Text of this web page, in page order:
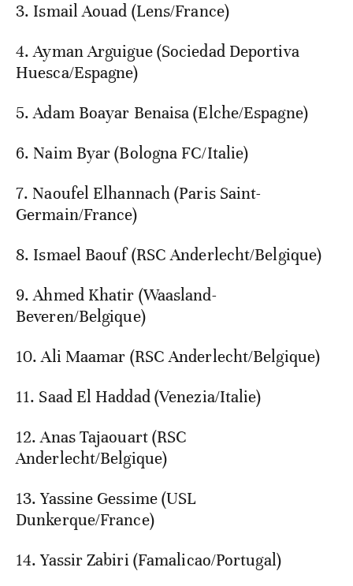
3. Ismail Aouad (Lens/France)
4. Ayman Arguigue (Sociedad Deportiva
Huesca/Espagne)
5. Adam Boayar Benaisa (Elche/Espagne)
6. Naim Byar (Bologna FC/Italie)
7. Naoufel Elhannach (Paris Saint-
Germain/France)
8. Ismael Baouf (RSC Anderlecht/Belgique)
9. Ahmed Khatir (Waasland-
Beveren/Belgique)
10. Ali Maamar (RSC Anderlecht/Belgique)
11. Saad El Haddad (Venezia/Italie)
12. Anas Tajaouart (RSC
Anderlecht/Belgique)
13. Yassine Gessime (USL
Dunkerque/France)
14. Yassir Zabiri (Famalicao/Portugal)